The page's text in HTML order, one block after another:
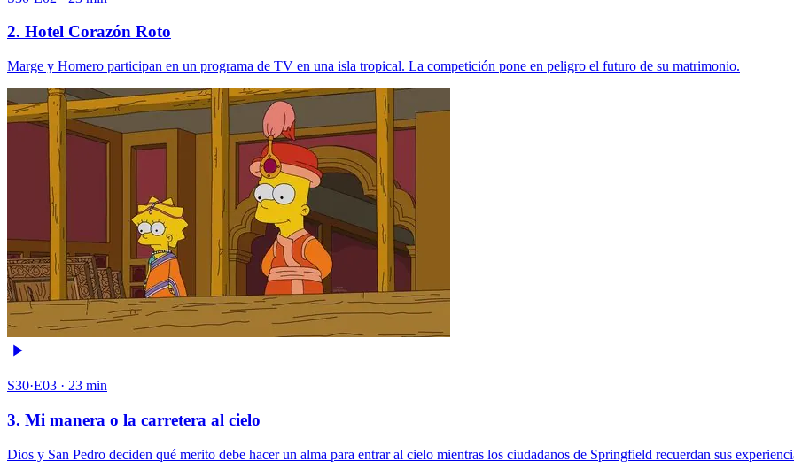
2. Hotel Corazón Roto
Marge y Homero participan en un programa de TV en una isla tropical. La competición pone en peligro el futuro de su matrimonio.
S30·E03 · 23 min
3. Mi manera o la carretera al cielo
Dios y San Pedro deciden qué merito debe hacer un alma para entrar al cielo mientras los ciudadanos de Springfield recuerdan sus